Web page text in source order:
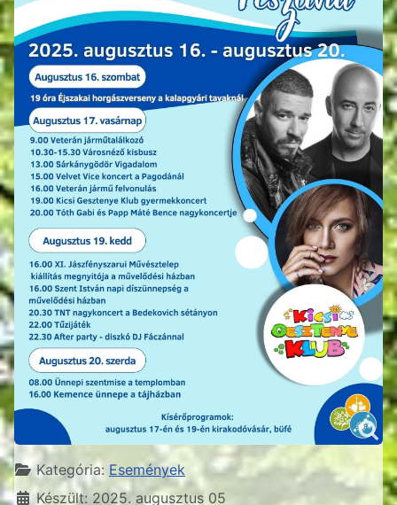
Részletek
Kategória: Események
Készült: 2025. augusztus 05